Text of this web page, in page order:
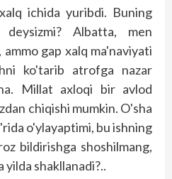
ichida yuribdi. Buning
Albatta, men
gap xalq ma'naviyati
ko'tarib atrofga nazar
Millat axloqi bir avlod
chiqishi mumkin. O'sha
o'ylayaptimi, bu ishning
bildirishga shoshilmang,
shakl­lanadi?..